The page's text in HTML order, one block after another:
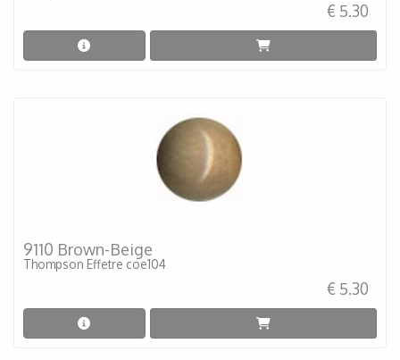
€ 5.30
9110 Brown-Beige
Thompson Effetre coe104
€ 5.30